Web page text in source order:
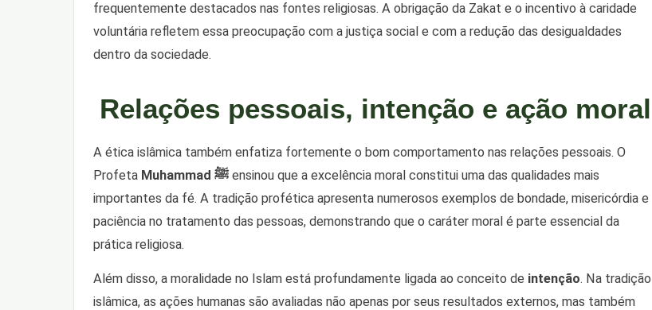
frequentemente destacados nas fontes religiosas. A obrigação da Zakat e o incentivo à caridade
voluntária refletem essa preocupação com a justiça social e com a redução das desigualdades
dentro da sociedade.
Relações pessoais, intenção e ação moral
A ética islâmica também enfatiza fortemente o bom comportamento nas relações pessoais. O
Profeta
Muhammad ﷺ ensinou que a excelência moral constitui uma das qualidades mais
importantes da fé. A tradição profética apresenta numerosos exemplos de bondade, misericórdia e
paciência no tratamento das pessoas, demonstrando que o caráter moral é parte essencial da
prática religiosa.
Além disso, a moralidade no Islam está profundamente ligada ao conceito de intenção. Na tradição
islâmica, as ações humanas são avaliadas não apenas por seus resultados externos, mas também